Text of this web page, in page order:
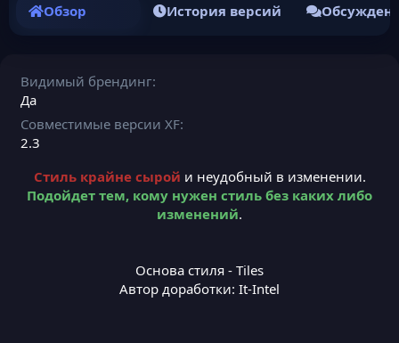
Обзор История версий
Видимый брендинг
Да
Совместимые версии XF
2.3
Стиль крайне сырой и неудобный в изменении.
Подойдет тем, кому нужен стиль без каких либо
изменений.
Основа стиля - Tiles
Автор доработки: It-Intel